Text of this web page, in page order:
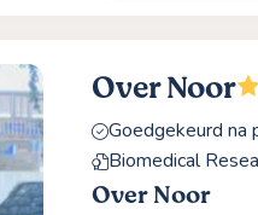
Over Noor
Goedgekeurd na
Biomedical
Over Noor